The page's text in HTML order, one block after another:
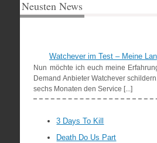
Neusten News
Watchever im Test – Meine
Nun möchte ich euch meine
Demand Anbieter Watchever
sechs Monaten den Service [...]
3 Days To Kill
Death Do Us Part